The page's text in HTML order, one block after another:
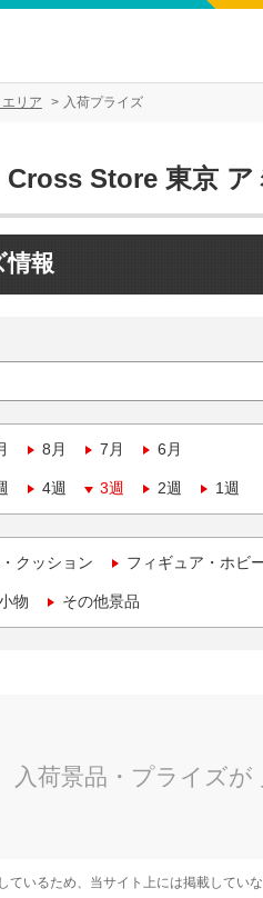
リア 入荷プライズ
Store 東京
情報
8月 7月 6月
4週 3週 2週 1週
クッション フィギュア・ホビ
物 その他景品